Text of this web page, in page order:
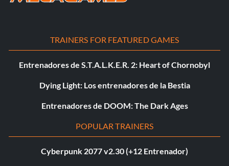
TRAINERS FOR FEATURED GAMES
Entrenadores de S.T.A.L.K.E.R. 2: Heart of Chornobyl
Dying Light: Los entrenadores de la Bestia
Entrenadores de DOOM: The Dark Ages
POPULAR TRAINERS
Cyberpunk 2077 v2.30 (+12 Entrenador)